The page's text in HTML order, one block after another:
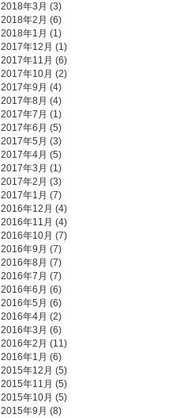
2018年3月 (3)
2018年2月 (6)
2018年1月 (1)
2017年12月 (1)
2017年11月 (6)
2017年10月 (2)
2017年9月 (4)
2017年8月 (4)
2017年7月 (1)
2017年6月 (5)
2017年5月 (3)
2017年4月 (5)
2017年3月 (1)
2017年2月 (3)
2017年1月 (7)
2016年12月 (4)
2016年11月 (4)
2016年10月 (7)
2016年9月 (7)
2016年8月 (7)
2016年7月 (7)
2016年6月 (6)
2016年5月 (6)
2016年4月 (2)
2016年3月 (6)
2016年2月 (11)
2016年1月 (6)
2015年12月 (5)
2015年11月 (5)
2015年10月 (5)
2015年9月 (8)